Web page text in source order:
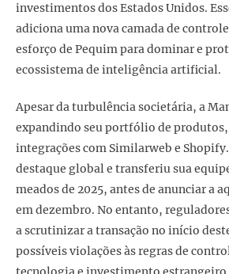
investimentos dos Estados Unidos.
adiciona uma nova camada de
esforço de Pequim para dominar e
ecossistema de inteligência artificial.
Apesar da turbulência societária, a
expandindo seu portfólio de
integrações com Similarweb e
destaque global e transferiu sua
meados de 2025, antes de anunciar a
em dezembro. No entanto,
a scrutinizar a transação no início
possíveis violações às regras de